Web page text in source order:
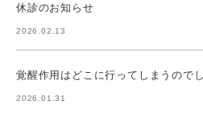
休診のお知らせ
2026.02.13
覚醒作用はどこに行ってしまうので
2026.01.31